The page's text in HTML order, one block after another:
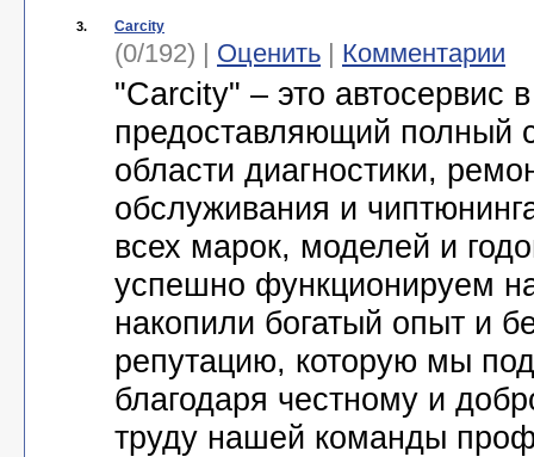
3. Carcity
(0/192) | Оценить | Комментарии
"Carcity" – это автосервис
предоставляющий полный
области диагностики,
обслуживания и
всех марок, моделей и
успешно функционируем
накопили богатый опыт и
репутацию, которую мы
благодаря честному и
труду нашей команды